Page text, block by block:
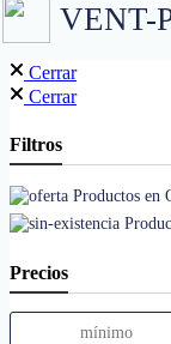
VENT-
Cerrar
Cerrar
Filtros
Productos en
Precios